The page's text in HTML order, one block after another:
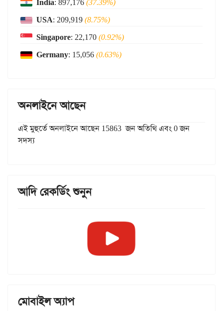
India: 897,176(37.39%)
USA: 209,919(8.75%)
Singapore: 22,170(0.92%)
Germany: 15,056(0.63%)
অনলাইনে আছেন
এই মুহুর্তে অনলাইনে আছেন 15863 জন অতিথি এবং 0 জন
সদস্য
আদি রেকর্ডিং শুনুন
মোবাইল অ্যাপ